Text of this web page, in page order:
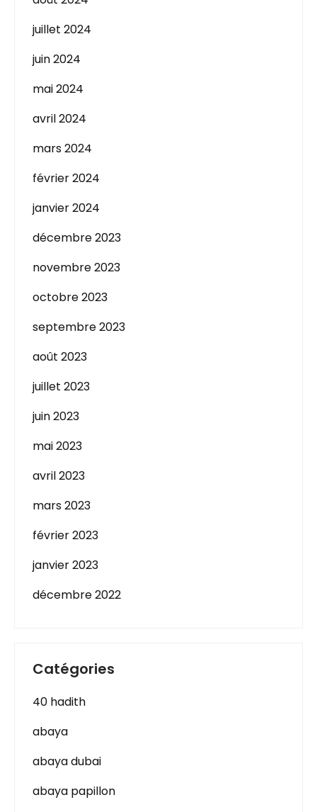
juillet 2024
juin 2024
mai 2024
avril 2024
mars 2024
février 2024
janvier 2024
décembre 2023
novembre 2023
octobre 2023
septembre 2023
août 2023
juillet 2023
juin 2023
mai 2023
avril 2023
mars 2023
février 2023
janvier 2023
décembre 2022
Catégories
40 hadith
abaya
abaya dubai
abaya papillon